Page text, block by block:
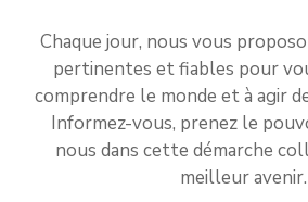
Chaque jour, nous vous
pertinentes et fiables pour
comprendre le monde et à agir
Informez-vous, prenez le
nous dans cette démarche
meilleur avenir.